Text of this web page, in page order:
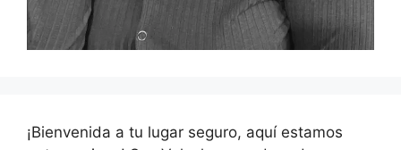
¡Bienvenida a tu lugar seguro, aquí estamos